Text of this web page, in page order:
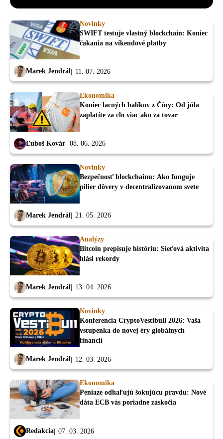
Novinky
SWIFT testuje vlastný blockchain: Koniec
čakania na víkendové platby
Marek Jendrál 11. 07. 2026
Ekonomika
Koniec lacných balíkov z Číny: Od júla
zaplatíte za clo viac ako za tovar
Ľuboš Kovár 08. 06. 2026
Novinky
Bezpečnosť blockchainu: Ako funguje
pilier dôvery v decentralizovanom svete
Marek Jendrál 21. 05. 2026
Analýzy
Bitcoin prepisuje históriu: Sieťová aktivita
hlási rekordy
Marek Jendrál 13. 04. 2026
Novinky
Konferencia CryptoVestibull 2026: Vaša
vstupenka do novej éry globálnych
financií
Marek Jendrál 12. 03. 2026
Ekonomika
Peniaze odhaľujú šokujúcu pravdu: Nové
dáta ECB vás poriadne zaskočia
Redakcia 07. 03. 2026